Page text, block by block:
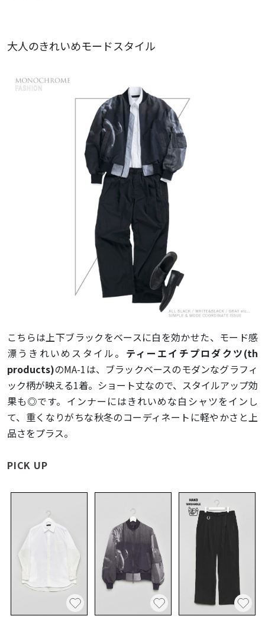
大人のきれいめモードスタイル
こちらは上下ブラックをベースに白を効かせた、モード感
漂うきれいめスタイル。 ティーエイチプロダクツ(th
products)のMA-1は、ブラックベースのモダンなグラフィ
ック柄が映える1着。ショート丈なので、スタイルアップ効
果も◎です。インナーにはきれいめな白シャツをインし
て、重くなりがちな秋冬のコーディネートに軽やかさと上
品さをプラス。
PICK UP